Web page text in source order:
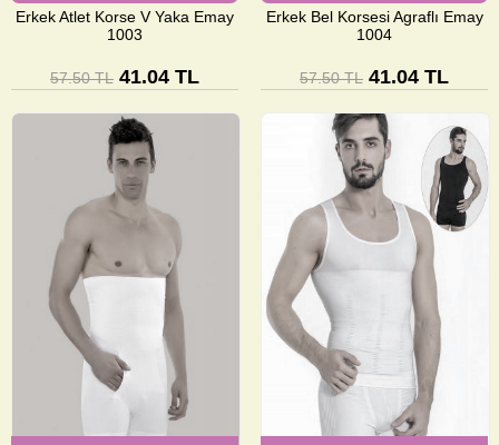
Erkek Atlet Korse V Yaka Emay
1003
57.50 TL 41.04 TL
Erkek Bel Korsesi Agraflı Emay
1004
57.50 TL 41.04 TL